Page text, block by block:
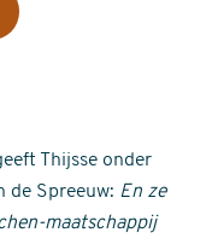
Thijsse onder
de Spreeuw: En ze
maatschappij